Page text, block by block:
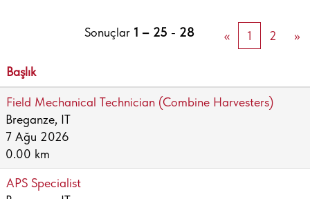
Sonuçlar 1 – 25 - 28 « 1 2 »
Başlık
Field Mechanical Technician (Combine Harvesters)
Breganze, IT
7 Ağu 2026
0.00 km
APS Specialist